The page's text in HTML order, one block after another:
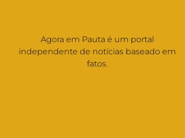
Agora em Pauta é um portal
independente de notícias baseado em
fatos.